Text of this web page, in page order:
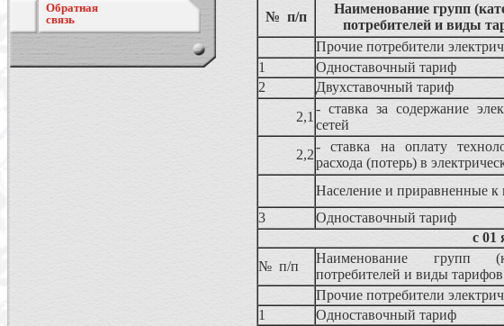
Обратная
связь
№ п/п
Наименование групп
потребителей и виды
Прочие потребители
1
Одноставочный тариф
2
Двухставочный тариф
2,1
- ставка за содержание
сетей
2,2
- ставка на оплату
расхода (потерь) в
Население и приравненные к
3
Одноставочный тариф
с 01
№ п/п
Наименование групп
потребителей и виды тарифов
Прочие потребители
1
Одноставочный тариф